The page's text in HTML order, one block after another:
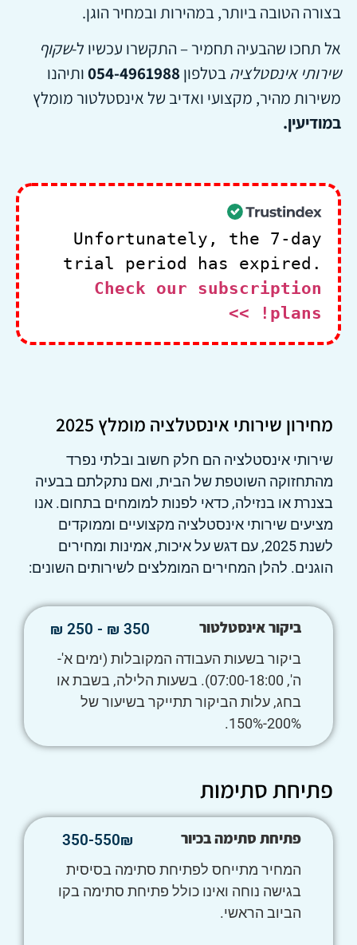
בצורה הטובה ביותר, במהירות ובמחיר הוגן.
אל תחכו שהבעיה תחמיר – התקשרו עכשיו ל-שקוף
שירותי אינסטלציהבטלפון 054-4961988ותיהנו
משירות מהיר, מקצועי ואדיב של אינסטלטור מומלץ
במודיעין.
Unfortunately, the 7-day
trial period has expired.
Check our subscription
plans! >>
מחירון שירותי אינסטלציה מומלץ 2025
שירותי אינסטלציה הם חלק חשוב ובלתי נפרד
מהתחזוקה השוטפת של הבית, ואם נתקלתם בבעיה
בצנרת או בנזילה, כדאי לפנות למומחים בתחום. אנו
מציעים שירותי אינסטלציה מקצועיים וממוקדים
לשנת 2025, עם דגש על איכות, אמינות ומחירים
הוגנים. להלן המחירים המומלצים לשירותים השונים:
ביקור אינסטלטור 350 ₪ - 250 ₪
ביקור בשעות העבודה המקובלות (ימים א'-
ה', 07:00-18:00). בשעות הלילה, בשבת או
בחג, עלות הביקור תתייקר בשיעור של
200%-150%.
פתיחת סתימות
פתיחת סתימה בכיור 350-550₪
המחיר מתייחס לפתיחת סתימה בסיסית
בגישה נוחה ואינו כולל פתיחת סתימה בקו
הביוב הראשי.